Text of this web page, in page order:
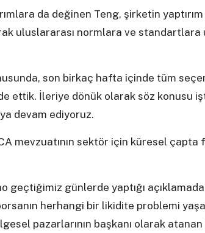
da değinen Teng, şirketin
uluslararası normlara ve standartlara
son birkaç hafta içinde tüm
ettik. İleriye dönük olarak söz konusu
devam ediyoruz.
mevzuatının sektör için küresel çapta
geçtiğimiz günlerde yaptığı
herhangi bir likidite problemi
pazarlarının başkanı olarak